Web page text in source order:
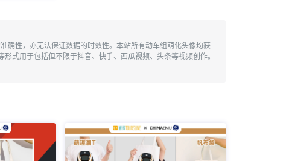
确性，亦无法保证数据的时效性。本站所有动车组萌化头像均获
式用于包括但不限于抖音、快手、西瓜视频、头条等视频创作。